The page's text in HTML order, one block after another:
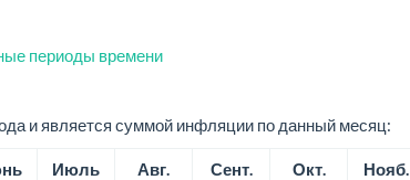
периоды времени
и является суммой инфляции по данный месяц:
Июль Авг. Сент. Окт. Нояб.